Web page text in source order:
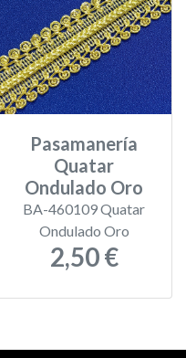
Pasamanería
Quatar
Ondulado Oro
BA-460109 Quatar
Ondulado Oro
2,50 €